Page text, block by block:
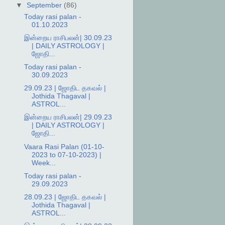
▼ September (86)
Today rasi palan -
01.10.2023
இன்றைய ராசிபலன்| 30.09.23
| DAILY ASTROLOGY |
ஜோதி...
Today rasi palan -
30.09.2023
29.09.23 | ஜோதிட தகவல் |
Jothida Thagaval |
ASTROL...
இன்றைய ராசிபலன்| 29.09.23
| DAILY ASTROLOGY |
ஜோதி...
Vaara Rasi Palan (01-10-
2023 to 07-10-2023) |
Week...
Today rasi palan -
29.09.2023
28.09.23 | ஜோதிட தகவல் |
Jothida Thagaval |
ASTROL...